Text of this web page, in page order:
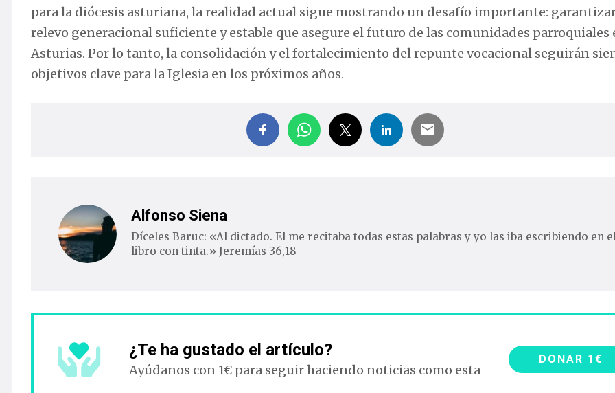
para la diócesis asturiana, la realidad actual sigue mostrando un desafío importante:
relevo generacional suficiente y estable que asegure el futuro de las comunidades parroquiales
Asturias. Por lo tanto, la consolidación y el fortalecimiento del repunte vocacional seguirán
objetivos clave para la Iglesia en los próximos años.
Alfonso Siena
Díceles Baruc: «Al dictado. El me recitaba todas estas palabras y yo las iba escribiendo en
libro con tinta.» Jeremías 36,18
¿Te ha gustado el artículo?
Ayúdanos con 1€ para seguir haciendo noticias como esta
DONAR 1€